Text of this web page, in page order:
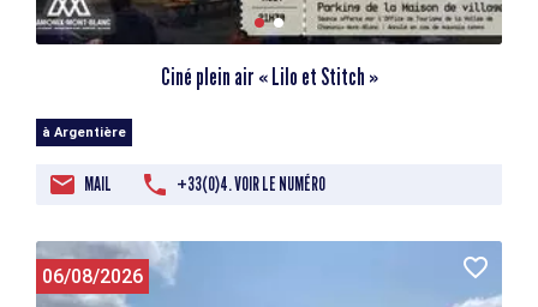
Ciné plein air « Lilo et Stitch »
à Argentière
MAIL +33(0)4. VOIR LE NUMÉRO
06/08/2026